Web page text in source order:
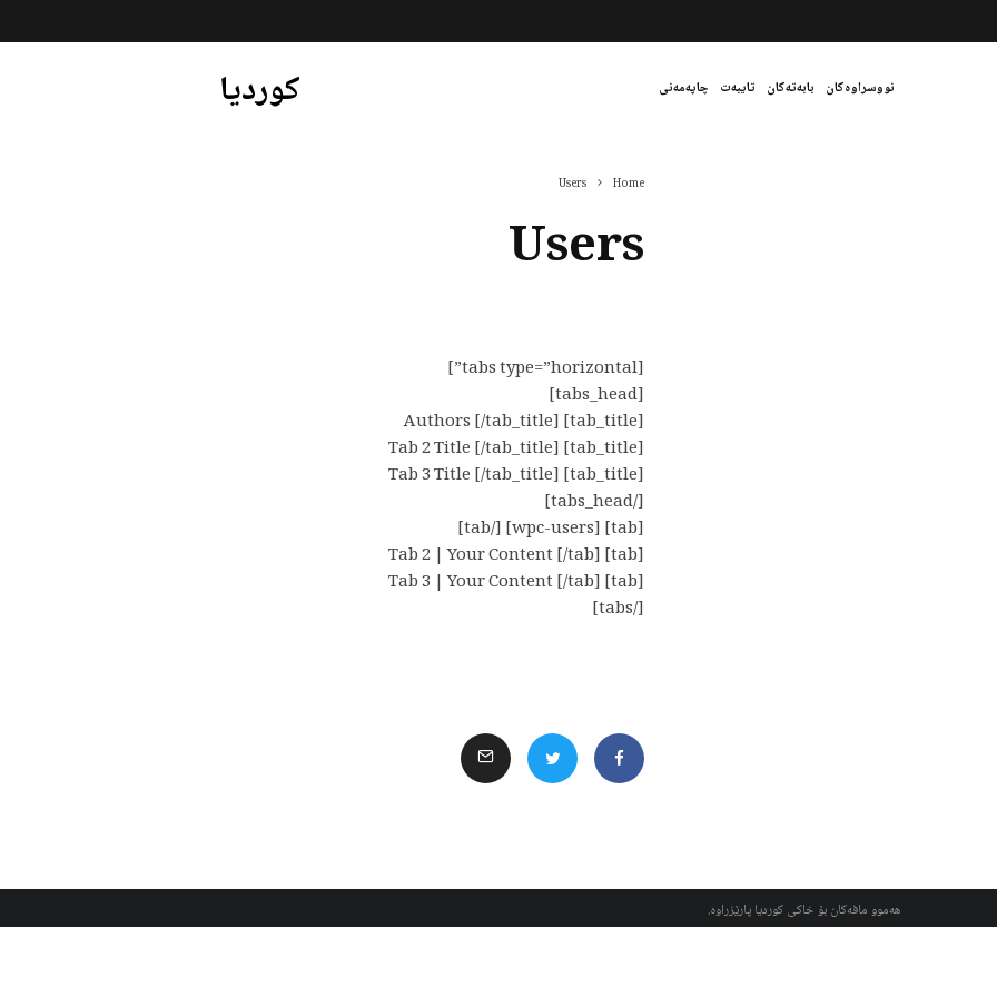
نووسراوەکان بابەتەکان تایبەت چاپەمەنی کوردیا
Home
Users
Users
[tabs type=”horizontal”]
[tabs_head]
[tab_title] Authors [/tab_title]
[tab_title] Tab 2 Title [/tab_title]
[tab_title] Tab 3 Title [/tab_title]
[/tabs_head]
[tab] [wpc-users] [/tab]
[tab] Tab 2 | Your Content [/tab]
[tab] Tab 3 | Your Content [/tab]
[/tabs]
هەموو مافەکان بۆ خاکی کوردیا پارێزراوە.